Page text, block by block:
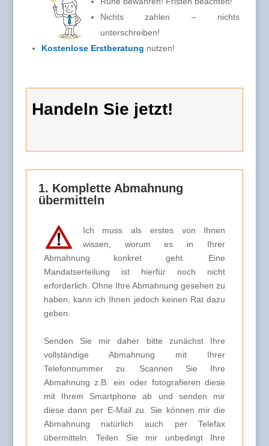
Nichts zahlen – nichts
unterschreiben!
Kostenlose Erstberatung nutzen!
Handeln Sie jetzt!
1. Komplette Abmahnung
übermitteln
Ich muss als erstes von Ihnen
wissen, worum es in Ihrer
Abmahnung konkret geht. Eine
Mandatserteilung ist hierfür noch nicht
erforderlich. Ohne Ihre Abmahnung gesehen zu
haben, kann ich Ihnen jedoch keinen Rat dazu
geben.
Senden Sie mir daher bitte zunächst Ihre
vollständige Abmahnung mit Ihrer
Telefonnummer zu. Scannen Sie Ihre
Abmahnung z.B. ein oder fotografieren diese
mit Ihrem Smartphone ab und senden mir
diese dann per E-Mail zu. Sie können mir die
Abmahnung natürlich auch per Telefax
übermitteln. Teilen Sie mir unbedingt Ihre